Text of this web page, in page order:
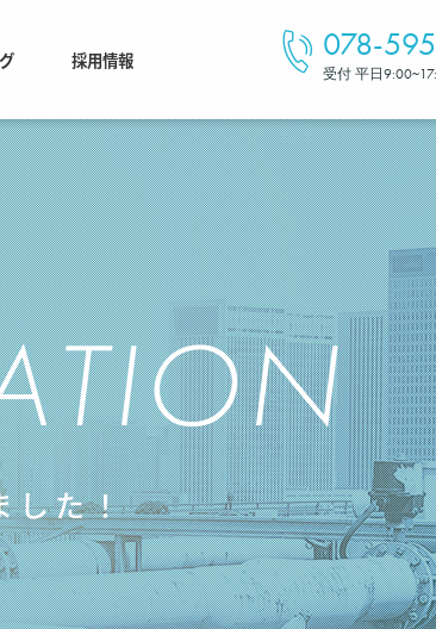
採用情報 078-
受付 平日
した！